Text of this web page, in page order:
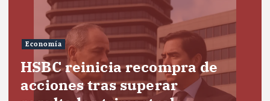
Economía
HSBC reinicia recompra de
acciones tras superar